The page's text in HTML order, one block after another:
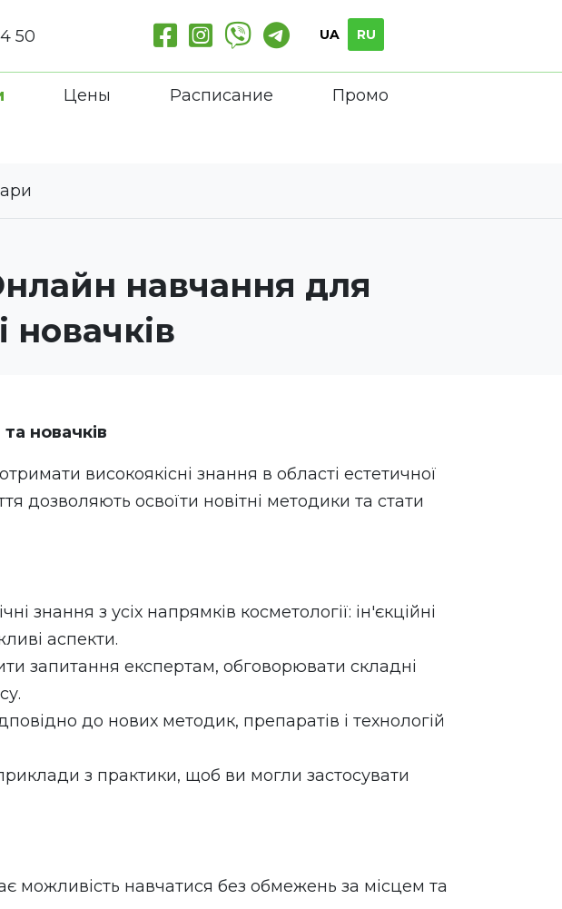
50 UA RU
Цены Расписание Промо
навчання для
новачків
новачків
високоякісні знання в області естетичної
дозволяють освоїти новітні методики та стати
знання з усіх напрямків косметології: ін'єкційні
аспекти.
запитання експертам, обговорювати складні
до нових методик, препаратів і технологій
з практики, щоб ви могли застосувати
можливість навчатися без обмежень за місцем та